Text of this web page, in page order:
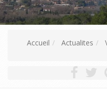
Accueil Actualites